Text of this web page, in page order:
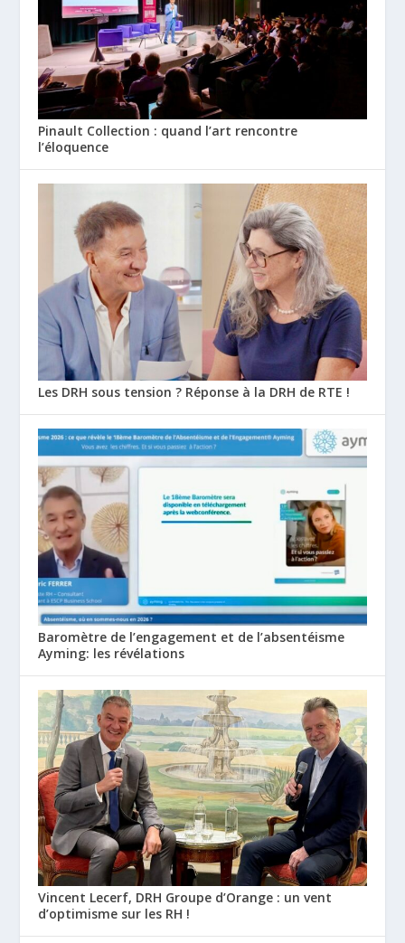
Pinault Collection : quand l’art rencontre
l’éloquence
Les DRH sous tension ? Réponse à la DRH de RTE !
Baromètre de l’engagement et de l’absentéisme
Ayming: les révélations
Vincent Lecerf, DRH Groupe d’Orange : un vent
d’optimisme sur les RH !